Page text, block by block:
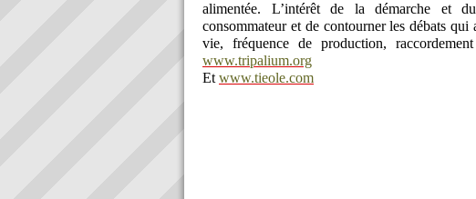
alimentée. L’intérêt de la démarche et
consommateur et de contourner les débats
vie, fréquence de production,
www.tripalium.org
Et www.tieole.com